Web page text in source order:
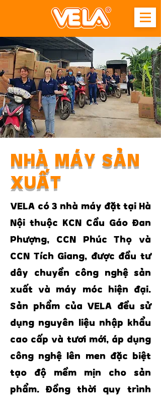
NHÀ MÁY SẢN
XUẤT
VELA có 3 nhà máy đặt tại Hà
Nội thuộc KCN Cầu Gáo Đan
Phượng, CCN Phúc Thọ và
CCN Tích Giang, được đầu tư
dây chuyền công nghệ sản
xuất và máy móc hiện đại.
Sản phẩm của VELA đều sử
dụng nguyên liệu nhập khẩu
cao cấp và tươi mới, áp dụng
công nghệ lên men đặc biệt
tạo độ mềm mịn cho sản
phẩm. Đồng thời quy trình